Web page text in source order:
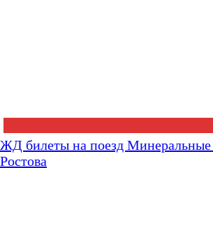
ЖД билеты на поезд
Ростова